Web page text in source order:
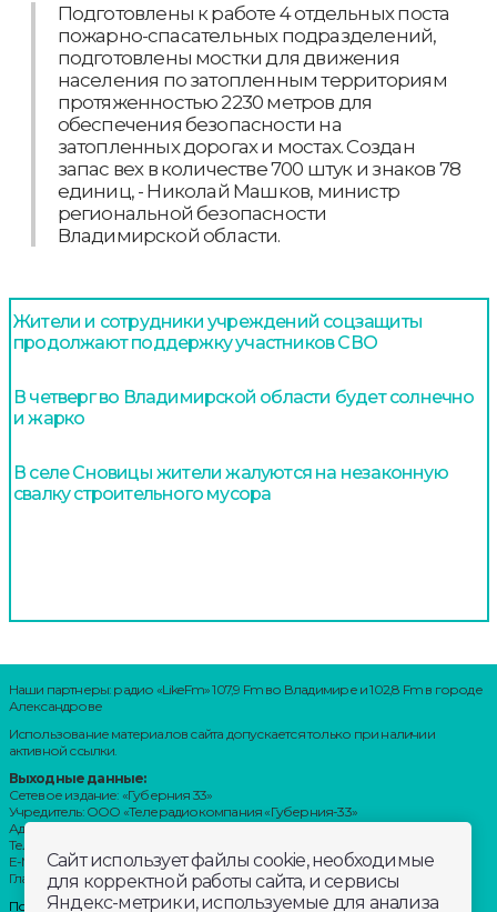
Подготовлены к работе 4 отдельных поста
пожарно-спасательных подразделений,
подготовлены мостки для движения
населения по затопленным территориям
протяженностью 2230 метров для
обеспечения безопасности на
затопленных дорогах и мостах. Создан
запас вех в количестве 700 штук и знаков 78
единиц, - Николай Машков, министр
региональной безопасности
Владимирской области.
Жители и сотрудники учреждений соцзащиты
продолжают поддержку участников СВО
В четверг во Владимирской области будет солнечно
и жарко
В селе Сновицы жители жалуются на незаконную
свалку строительного мусора
Наши партнеры: радио «LikeFm» 107,9 Fm во Владимире и 102,8 Fm в городе
Александрове
Использование материалов сайта допускается только при наличии
активной ссылки.
Выходные данные:
Сетевое издание: «Губерния 33»
Учредитель: ООО «Телерадиокомпания «Губерния-33»
Адрес: Воронцовский переулок, д.4.г. Владимир, 600000
Телефон: 8 (4922) 36-20-36.
E-Mail: news@trc33.ru
Главный редактор: Шилова Анастасия Олеговна.
Политика обработки Персональных данных
Сайт использует файлы cookie, необходимые
для корректной работы сайта, и сервисы
Яндекс-метрики, используемые для анализа